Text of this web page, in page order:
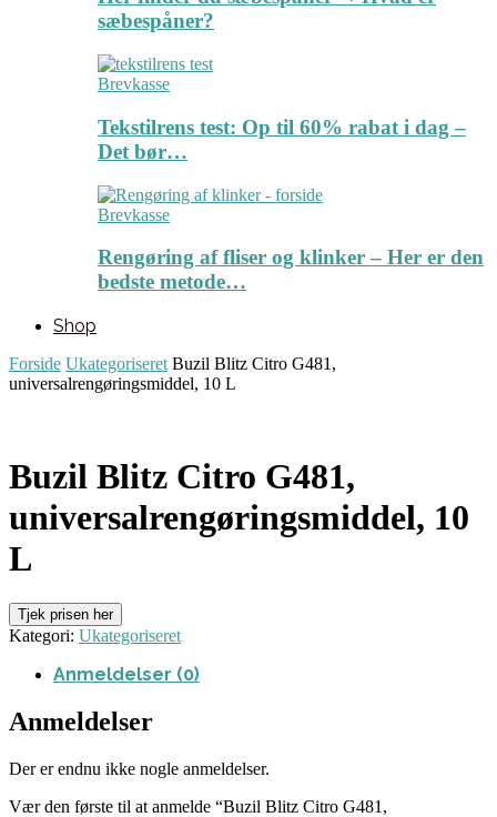
sæbespåner?
Brevkasse
Tekstilrens test: Op til 60% rabat i dag –
Det bør…
Brevkasse
Rengøring af fliser og klinker – Her er den
bedste metode…
Shop
Forside Ukategoriseret Buzil Blitz Citro G481,
universalrengøringsmiddel, 10 L
Buzil Blitz Citro G481,
universalrengøringsmiddel, 10
L
Tjek prisen her
Kategori: Ukategoriseret
Anmeldelser (0)
Anmeldelser
Der er endnu ikke nogle anmeldelser.
Vær den første til at anmelde “Buzil Blitz Citro G481,